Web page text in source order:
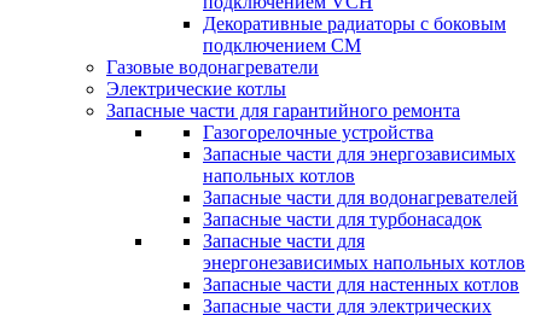
Декоративные радиаторы с боковым
подключением CM
Газовые водонагреватели
Электрические котлы
Запасные части для гарантийного ремонта
Газогорелочные устройства
Запасные части для энергозависимых
напольных котлов
Запасные части для водонагревателей
Запасные части для турбонасадок
Запасные части для
энергонезависимых напольных котлов
Запасные части для настенных котлов
Запасные части для электрических